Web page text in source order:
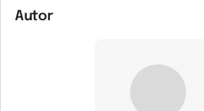
Autor